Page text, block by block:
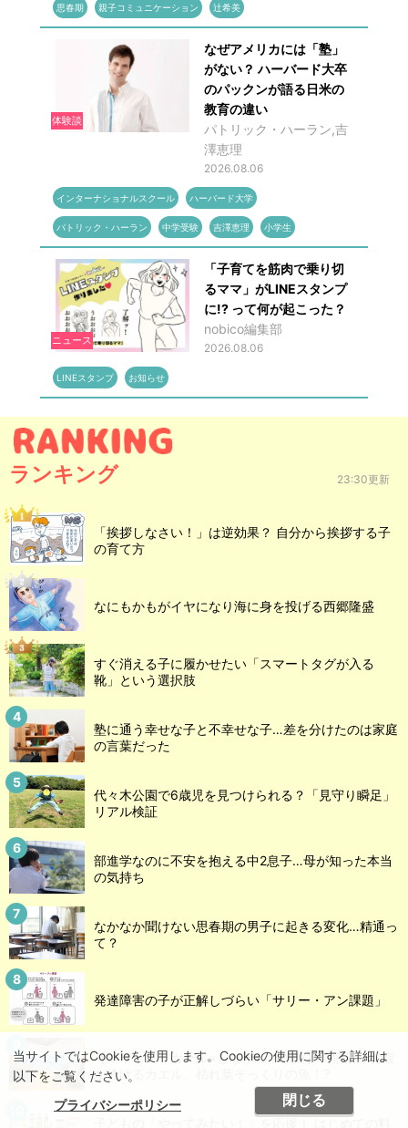
当サイトではCookieを使用します。Cookieの使用に関する詳細は
以下をご覧ください。
プライバシーポリシー
閉じる
思春期 親子コミュニケーション 辻希美
体験談
なぜアメリカには「塾」
がない？ ハーバード大卒
のパックンが語る日米の
教育の違い
パトリック・ハーラン,吉
澤恵理
2026.08.06
インターナショナルスクール ハーバード大学
パトリック・ハーラン 中学受験 吉澤恵理 小学生
ニュース
「子育てを筋肉で乗り切
るママ」がLINEスタンプ
に!? って何が起こった？
nobico編集部
2026.08.06
LINEスタンプ お知らせ
ランキング 23:30更新
「挨拶しなさい！」は逆効果？ 自分から挨拶する子
の育て方
なにもかもがイヤになり海に身を投げる西郷隆盛
すぐ消える子に履かせたい「スマートタグが入る
靴」という選択肢
塾に通う幸せな子と不幸せな子…差を分けたのは家庭
の言葉だった
代々木公園で6歳児を見つけられる？「見守り瞬足」
リアル検証
部進学なのに不安を抱える中2息子…母が知った本当
の気持ち
なかなか聞けない思春期の男子に起きる変化…精通っ
て？
発達障害の子が正解しづらい「サリー・アン課題」
【エリック・カール×しながわ水族館】特別展 お腹
が透けるカエル、枯れ葉そっくりの魚！?